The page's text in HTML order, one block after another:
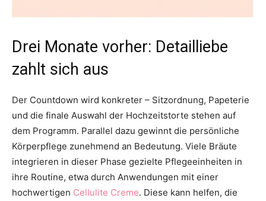
Drei Monate vorher: Detailliebe
zahlt sich aus
Der Countdown wird konkreter – Sitzordnung, Papeterie
und die finale Auswahl der Hochzeitstorte stehen auf
dem Programm. Parallel dazu gewinnt die persönliche
Körperpflege zunehmend an Bedeutung. Viele Bräute
integrieren in dieser Phase gezielte Pflegeeinheiten in
ihre Routine, etwa durch Anwendungen mit einer
hochwertigen Cellulite Creme. Diese kann helfen, die